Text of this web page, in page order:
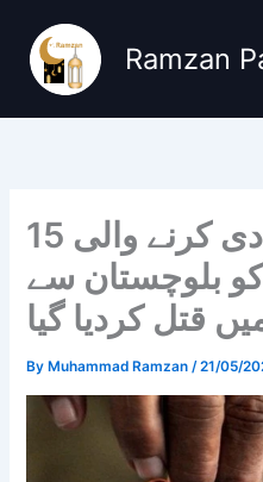
content
Ramzan
15 روز قبل شادی کرنے والی
بلوچستان سے
قتل کردیا گیا
By Muhammad Ramzan/21/05/